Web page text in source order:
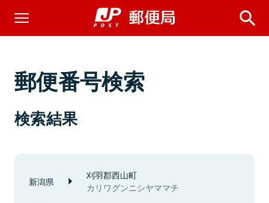
郵便番号検索
検索結果
新潟県 刈羽郡西山町
カリワグンニシヤママチ